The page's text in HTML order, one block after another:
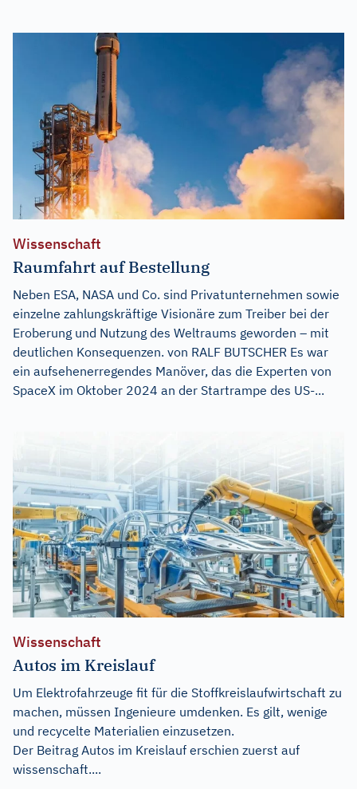
Wissenschaft
Raumfahrt auf Bestellung
Neben ESA, NASA und Co. sind Privatunternehmen sowie
einzelne zahlungskräftige Visionäre zum Treiber bei der
Eroberung und Nutzung des Weltraums geworden – mit
deutlichen Konsequenzen. von RALF BUTSCHER Es war
ein aufsehenerregendes Manöver, das die Experten von
SpaceX im Oktober 2024 an der Startrampe des US-...
Wissenschaft
Autos im Kreislauf
Um Elektrofahrzeuge fit für die Stoffkreislaufwirtschaft zu
machen, müssen Ingenieure umdenken. Es gilt, wenige
und recycelte Materialien einzusetzen.
Der Beitrag Autos im Kreislauf erschien zuerst auf
wissenschaft....